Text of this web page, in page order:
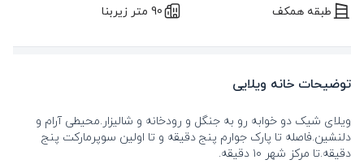
طبقه همکف 90 متر زیربنا
توضیحات خانه ویلایی
ویلای شیک دو خوابه رو به جنگل و رودخانه و شالیزار.محیطی آرام و
دلنشین.فاصله تا پارک جوارم پنج دقیقه و تا اولین سوپرمارکت پنج
دقیقه.تا مرکز شهر ۱۰ دقیقه.